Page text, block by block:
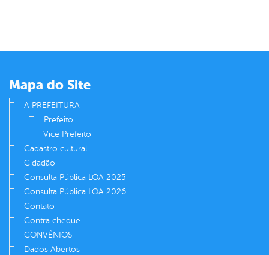
Mapa do Site
A PREFEITURA
Prefeito
Vice Prefeito
Cadastro cultural
Cidadão
Consulta Pública LOA 2025
Consulta Pública LOA 2026
Contato
Contra cheque
CONVÊNIOS
Dados Abertos